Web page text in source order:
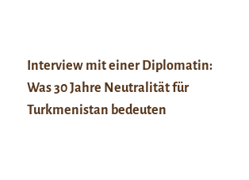
Interview mit einer Diplomatin:
Was 30 Jahre Neutralität für
Turkmenistan bedeuten